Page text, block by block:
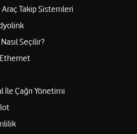
Takip Sistemleri
Seçilir?
İle Çağrı Yönetimi